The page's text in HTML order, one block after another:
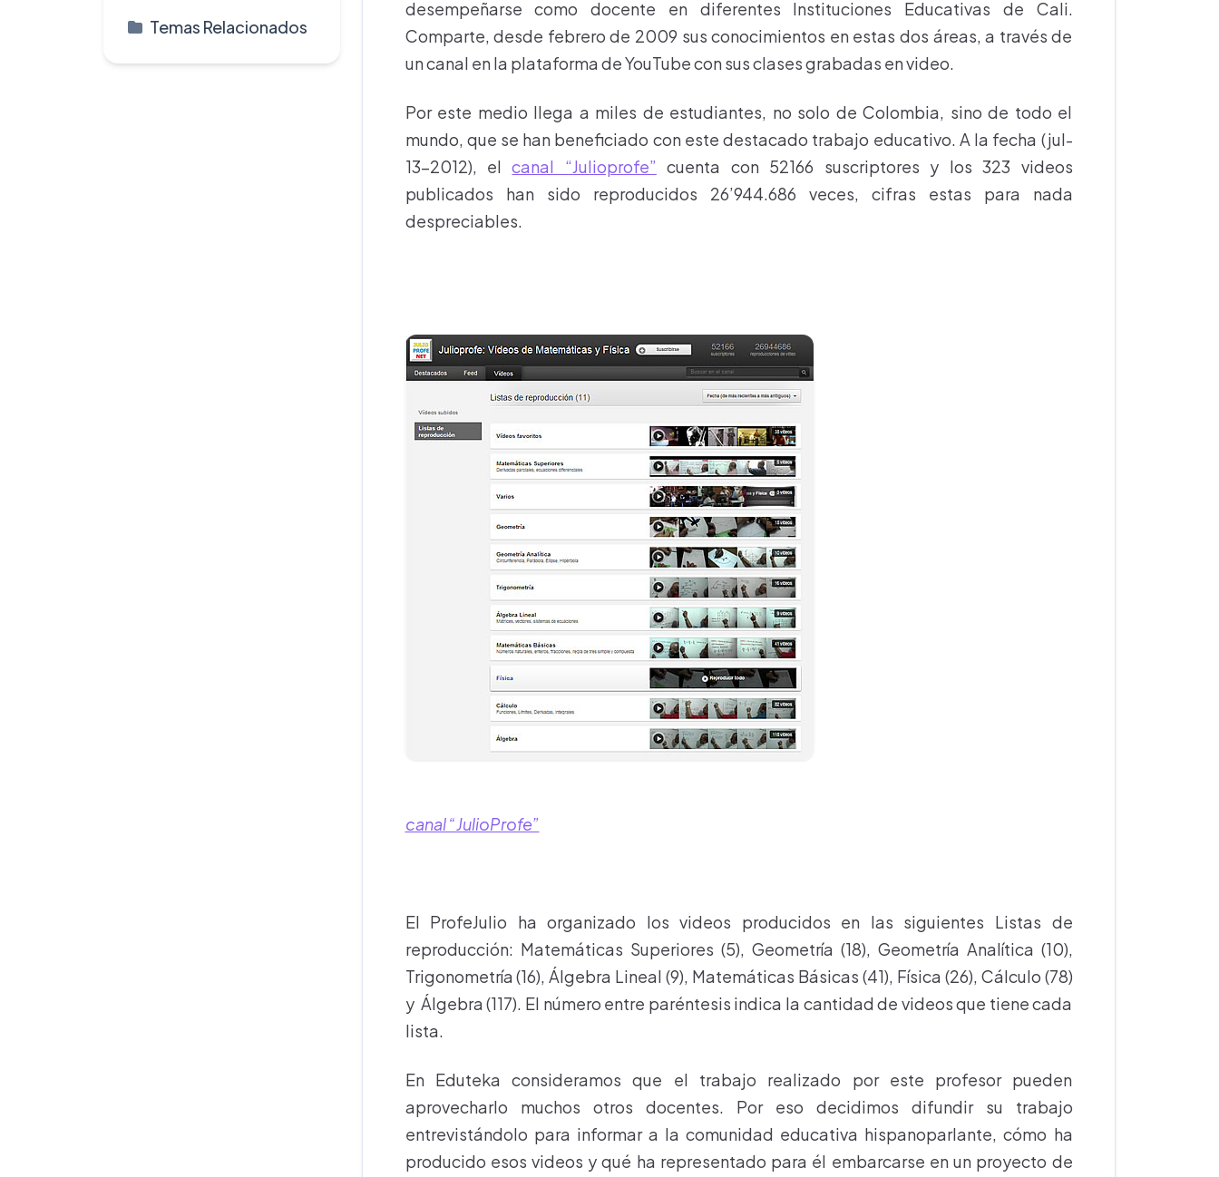
Temas Relacionados
desempeñarse como docente en diferentes Instituciones Educativas de Cali.
Comparte, desde febrero de 2009 sus conocimientos en estas dos áreas, a través de
un canal en la plataforma de YouTube con sus clases grabadas en video.
Por este medio llega a miles de estudiantes, no solo de Colombia, sino de todo el
mundo, que se han beneficiado con este destacado trabajo educativo. A la fecha (jul-
13-2012), elcanal “Julioprofe” cuenta con 52166 suscriptores y los 323 videos
publicados han sido reproducidos 26’944.686 veces, cifras estas para nada
despreciables.
canal “JulioProfe”
El ProfeJulio ha organizado los videos producidos en las siguientes Listas de
reproducción: Matemáticas Superiores (5), Geometría (18), Geometría Analítica (10),
Trigonometría (16), Álgebra Lineal (9), Matemáticas Básicas (41), Física (26), Cálculo (78)
y Álgebra (117). El número entre paréntesis indica la cantidad de videos que tiene cada
lista.
En Eduteka consideramos que el trabajo realizado por este profesor pueden
aprovecharlo muchos otros docentes. Por eso decidimos difundir su trabajo
entrevistándolo para informar a la comunidad educativa hispanoparlante, cómo ha
producido esos videos y qué ha representado para él embarcarse en un proyecto de